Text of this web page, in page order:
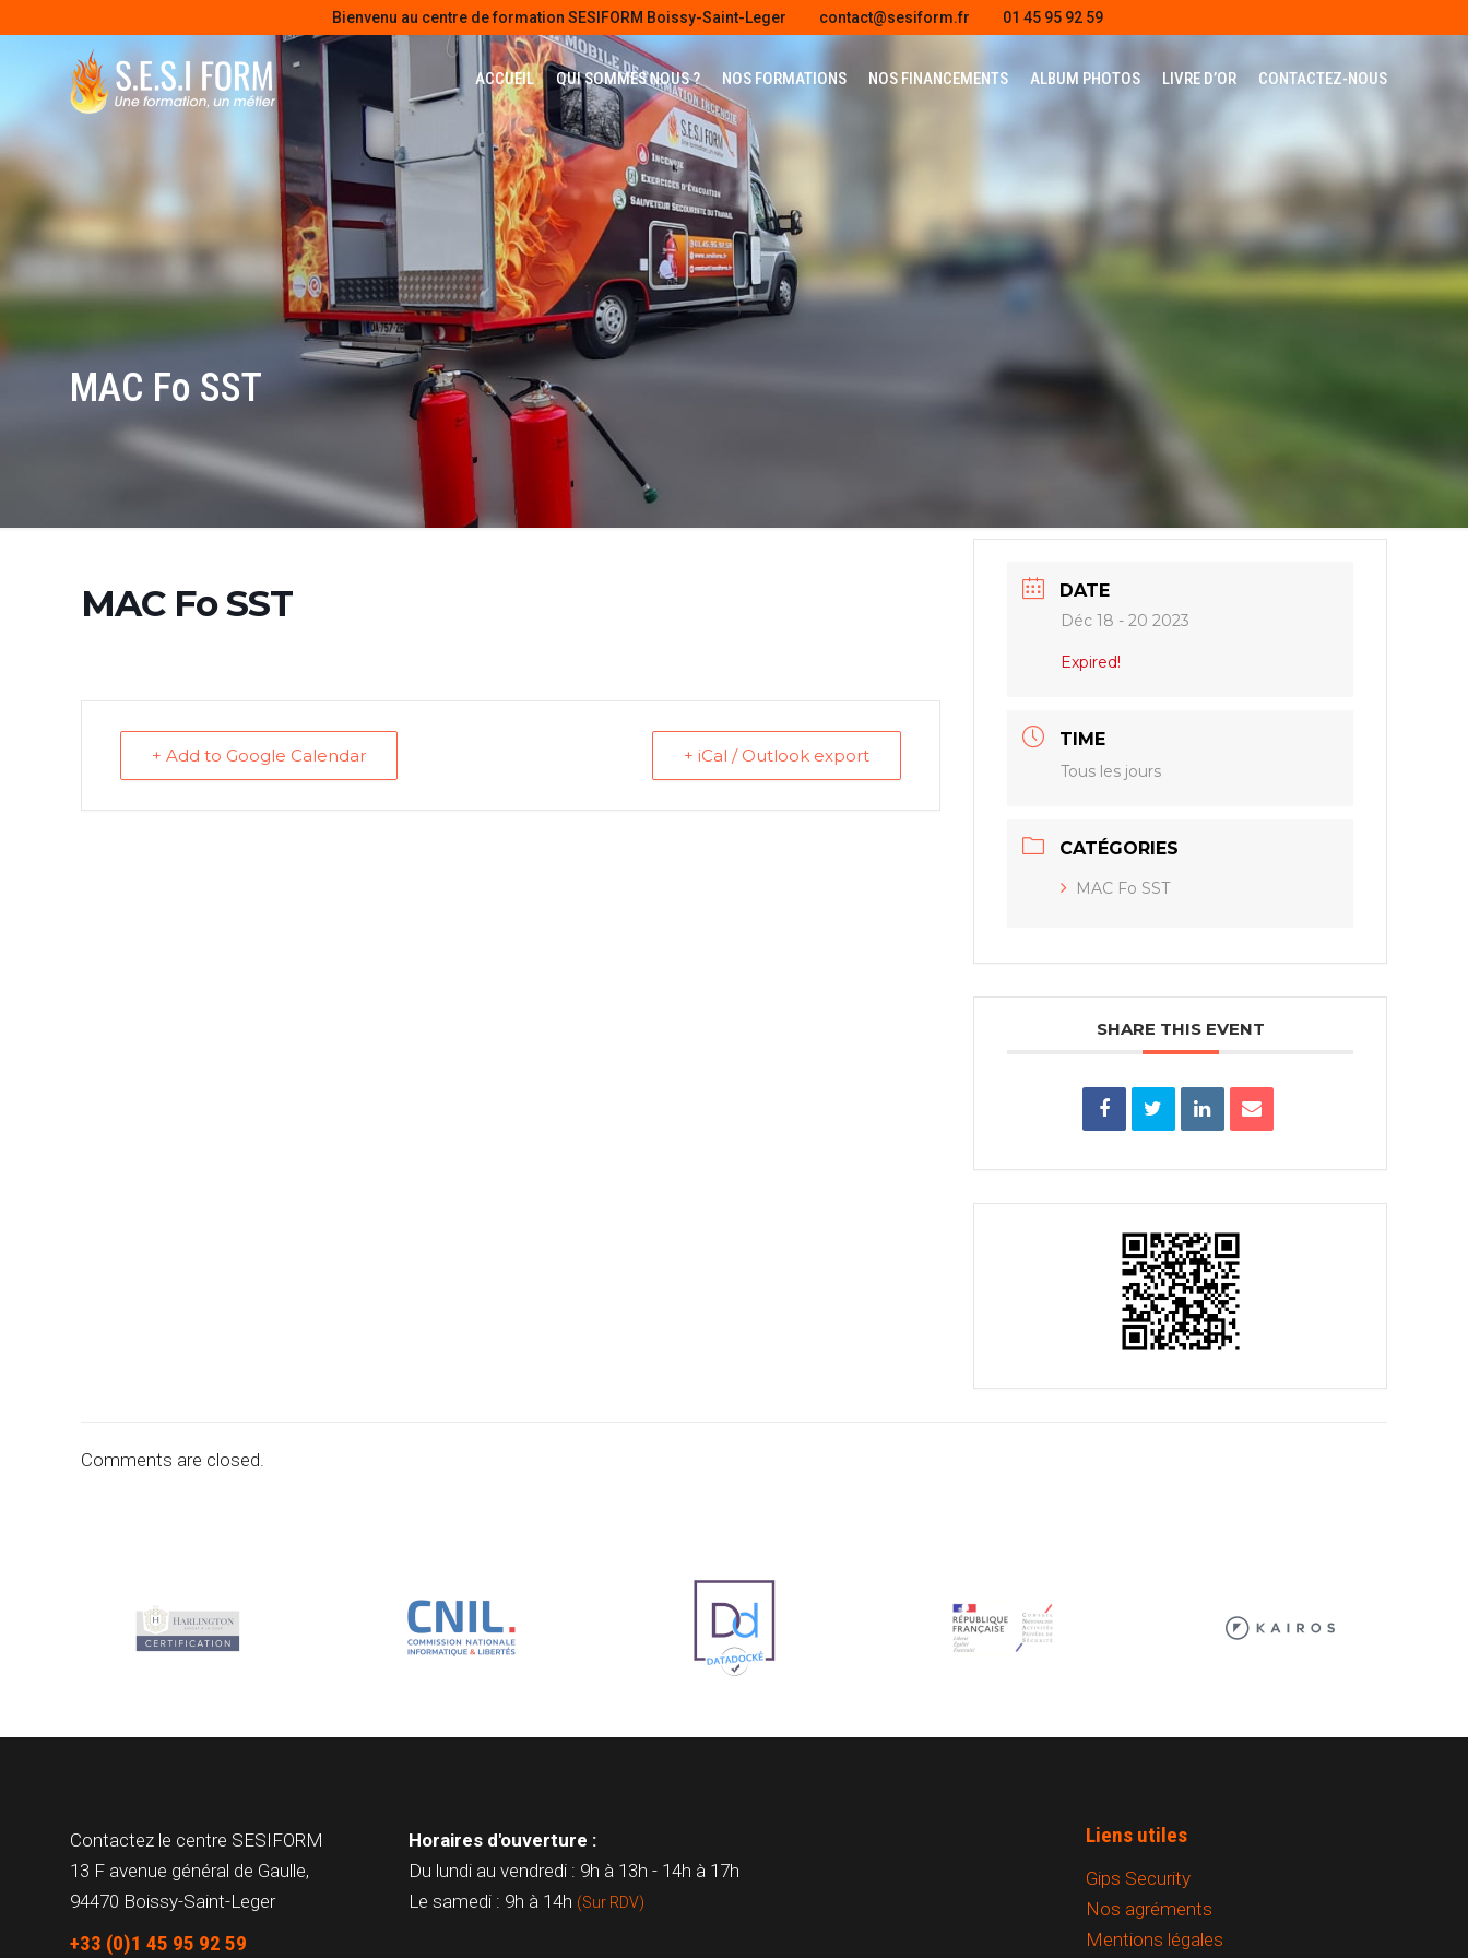
Bienvenu au centre de formation SESIFORM Boissy-Saint-Leger contact@sesiform.fr 01 45 95 92 59
ACCUEIL QUI SOMMES NOUS ? NOS FORMATIONS NOS FINANCEMENTS ALBUM PHOTOS LIVRE D’OR CONTACTEZ-NOUS
MAC Fo SST
MAC Fo SST
+ Add to Google Calendar + iCal / Outlook export
DATE
Déc 18 - 20 2023
Expired!
TIME
Tous les jours
CATÉGORIES
MAC Fo SST
SHARE THIS EVENT
Comments are closed.
Contactez le centre SESIFORM
13 F avenue général de Gaulle,
94470 Boissy-Saint-Leger
+33 (0)1 45 95 92 59
Horaires d'ouverture :
Du lundi au vendredi : 9h à 13h - 14h à 17h
Le samedi : 9h à 14h (Sur RDV)
Liens utiles
Gips Security
Nos agréments
Mentions légales